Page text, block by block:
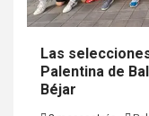
Las
Palentina de
Béjar